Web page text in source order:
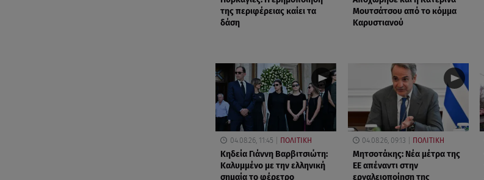
της περιφέρειας καίει τα
δάση
Μουτσάτσου από το κόμμα
Καρυστιανού
04.08.26, 11:45 ΠΟΛΙΤΙΚΗ
Κηδεία Γιάννη Βαρβιτσιώτη:
Καλυμμένο με την ελληνική
σημαία το φέρετρο
04.08.26, 09:13 ΠΟΛΙΤΙΚΗ
Μητσοτάκης: Νέα μέτρα της
ΕΕ απέναντι στην
εργαλειοποίηση της